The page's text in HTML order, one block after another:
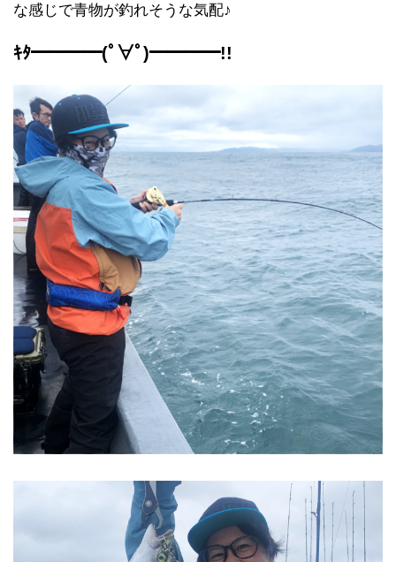
な感じで青物が釣れそうな気配♪
ｷﾀ━━━━(ﾟ∀ﾟ)━━━━!!